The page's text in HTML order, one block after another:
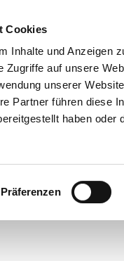
Cookies
Inhalte und Anzeigen
Zugriffe auf unsere
unserer
Partner führen diese
haben
Präferenzen